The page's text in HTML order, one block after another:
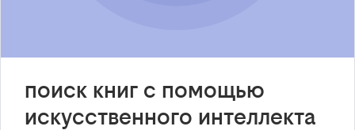
поиск книг с помощью
искусственного интеллекта